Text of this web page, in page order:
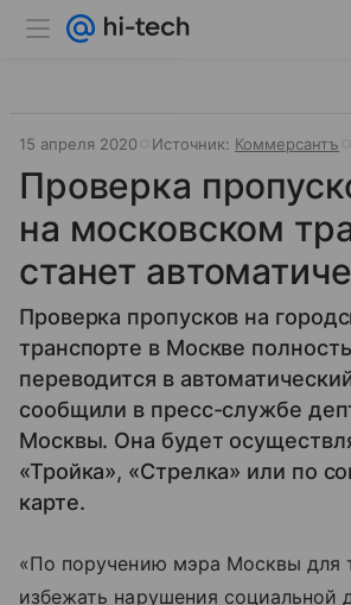
15 апреля 2020 Источник: Коммерсантъ
Проверка
на московском
станет
Проверка пропусков на
транспорте в Москве
переводится в
сообщили в пресс-службе
Москвы. Она будет
«Тройка», «Стрелка» или по
карте.
«По поручению мэра Москвы для
избежать нарушения социальной